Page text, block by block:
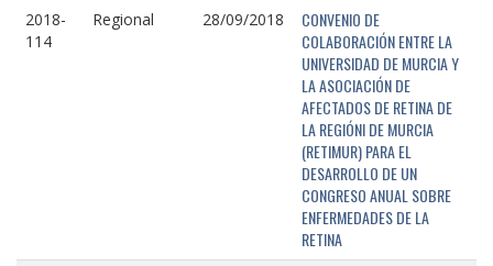
2018-
114
Regional 28/09/2018
CONVENIO DE
COLABORACIÓN ENTRE LA
UNIVERSIDAD DE MURCIA Y
LA ASOCIACIÓN DE
AFECTADOS DE RETINA DE
LA REGIÓNI DE MURCIA
(RETIMUR) PARA EL
DESARROLLO DE UN
CONGRESO ANUAL SOBRE
ENFERMEDADES DE LA
RETINA